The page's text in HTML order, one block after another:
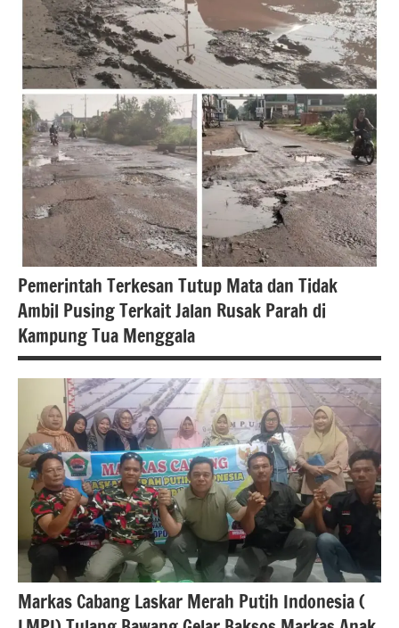
nasional
Berita
tulang
bawang
Pemerintah Terkesan Tutup Mata dan Tidak
Ambil Pusing Terkait Jalan Rusak Parah di
Kampung Tua Menggala
Berita
lampung
berita
nasional
Berita
tulang
bawang
Markas Cabang Laskar Merah Putih Indonesia (